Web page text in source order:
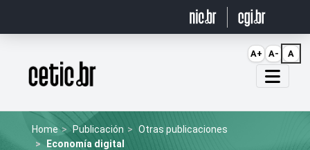
Página inicial
Home Publicación
Otras publicaciones
Economía digital
A+ A- A